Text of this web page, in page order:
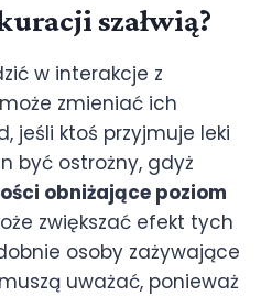
szałwią?
w interakcje z
zmieniać ich
jeśli ktoś przyjmuje leki
być ostrożny, gdyż
obniżające poziom
zwiększać efekt tych
osoby zażywające
uważać, ponieważ